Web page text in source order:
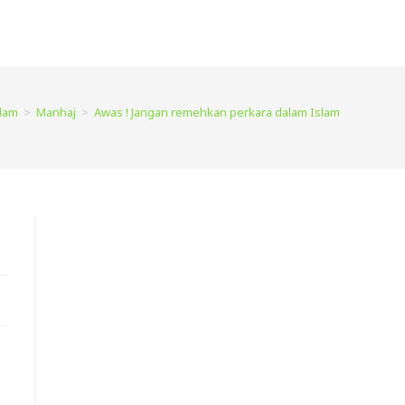
> Manhaj > Awas ! Jangan remehkan perkara dalam Islam